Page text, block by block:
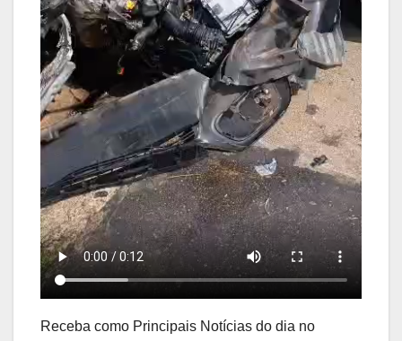
Receba como Principais Notícias do dia no